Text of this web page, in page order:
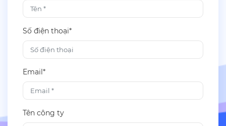
Số điện thoại*
Email*
Tên công ty